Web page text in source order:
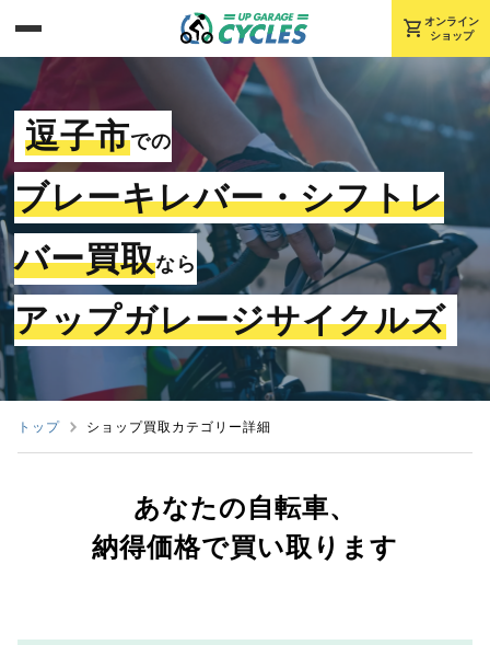
shopping_cart オンライン
ショップ
逗子市での
ブレーキレバー・シフトレ
バー買取なら
アップガレージサイクルズ
トップ ショップ買取カテゴリー詳細
あなたの自転車、
納得価格で買い取ります